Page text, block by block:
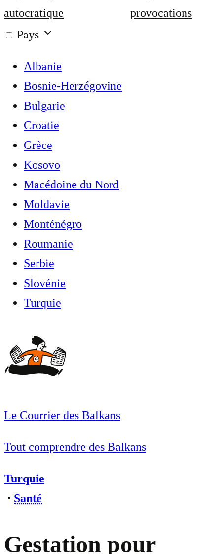
autocratique
provocations
Pays
Albanie
Bosnie-Herzégovine
Bulgarie
Croatie
Grèce
Kosovo
Macédoine du Nord
Moldavie
Monténégro
Roumanie
Serbie
Slovénie
Turquie
Le Courrier des Balkans
Tout comprendre des Balkans
Turquie
⋅ Santé
Gestation pour